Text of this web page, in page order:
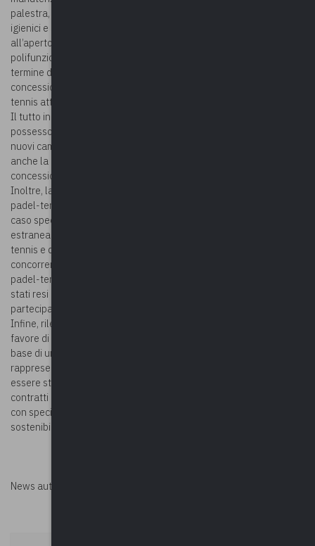
palestra, della saletta riunioni, del campo di calcetto, di servizi
igienici e spogliatoi, del parcheggio, di una struttura per feste
all’aperto, del parco giochi, della sala tempo libero e del salone
polifunzionale. La stazione appaltante (comune) ha approvato, al
termine dell’aggiudicazione, la proposta della società
concessionaria di realizzare e gestire anche due campi da padel-
tennis attraverso l’ingresso di un soggetto terzo ad essa affiliato.
Il tutto in assenza di un piano finanziario e senza verificare il
possesso dei requisiti della società terza chiamata a realizzare i
nuovi campi. La stazione appaltante ha affidato alla stessa società
anche la gestione del bar del centro sportivo, non ricompresa nella
concessione originaria.
Inoltre, la decisione di consentire la costruzione dei campi di
padel-tennis e di gestire il bar senza negoziazione, Un rischio, nel
caso specifico, ancora più rilevante a fronte della possibilità,
estranea alla concessione originaria, di costruire i campi di padel-
tennis e di gestire il bar senza negoziazione viola i principi di
concorrenza e trasparenza perché se la costruzione dei campi di
padel-tennis e la gestione del bar senza negoziazione fossero
stati resi noti a priori avrebbero consentito una maggiore
partecipazione degli operatori economici.
Infine, rileva l’Anac, la costruzione dei campi di padel disposta in
favore di un operatore economico diverso dall’aggiudicatario, sulla
base di una generica proposta contenuta nell’offerta tecnica,
rappresenta una variante non consentita dalla legge oltre ad
essere stata decisa senza le garanzie richieste dalle regole dei
contratti pubblici, sia per quanto riguarda la scelta degli offerenti
con specifici requisiti e sia per il vaglio di un’offerta concreta e
sostenibile dal punto di vista tecnico ed economico finanziario.
News autorizzata da